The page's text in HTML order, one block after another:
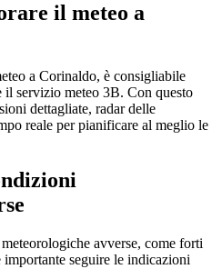
il meteo a
a Corinaldo, è consigliabile
servizio meteo 3B. Con questo
dettagliate, radar delle
reale per pianificare al meglio le
avverse, come forti
seguire le indicazioni